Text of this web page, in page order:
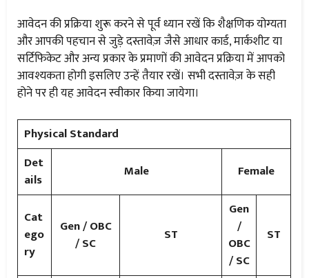
आवेदन की प्रक्रिया शुरू करने से पूर्व ध्यान रखें कि शैक्षणिक योग्यता
और आपकी पहचान से जुड़े दस्तावेज़ जैसे आधार कार्ड, मार्कशीट या
सर्टिफिकेट और अन्य प्रकार के प्रमाणों की आवेदन प्रक्रिया में आपको
आवश्यकता होगी इसलिए उन्हें तैयार रखें। सभी दस्तावेज़ के सही
होने पर ही यह आवेदन स्वीकार किया जायेगा।
Physical Standard
Det
ails
Male Female
Cat
ego
ry
Gen / OBC
/ SC
ST
Gen
/
OBC
/ SC
ST